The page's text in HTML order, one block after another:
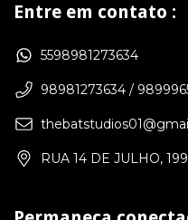
Entre em contato :
5598981273634
98981273634 /
RUA 14 DE JULHO,